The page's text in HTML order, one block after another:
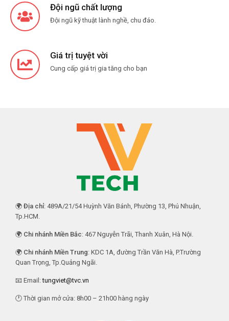
Đội ngũ chất lượng
Đội ngũ kỹ thuật lành nghề, chu đáo.
Giá trị tuyệt vời
Cung cấp giá trị gia tăng cho bạn
🌍 Địa chỉ: 489A/21/54 Huỳnh Văn Bánh, Phường 13, Phú Nhuận,
Tp.HCM.
🌍 Chi nhánh Miền Bắc: 467 Nguyễn Trãi, Thanh Xuân, Hà Nội.
🌍 Chi nhánh Miền Trung: KDC 1A, đường Trần Văn Hà, P.Trường
Quan Trọng, Tp.Quảng Ngãi.
📧 Email:tungviet@tvc.vn
🕐 Thời gian mở cửa: 8h00 – 21h00 hàng ngày